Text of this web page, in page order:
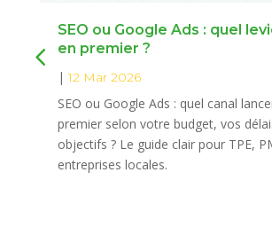
SEO ou Google Ads : quel
en premier ?
| 12 Mar 2026
SEO ou Google Ads : quel canal
premier selon votre budget, vos
objectifs ? Le guide clair pour TPE,
entreprises locales.